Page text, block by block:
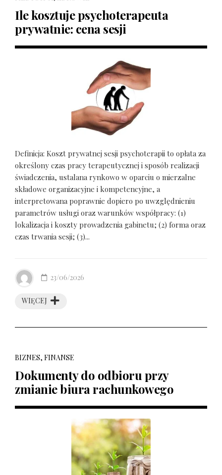
Ile kosztuje psychoterapeuta
prywatnie: cena sesji
Definicja: Koszt prywatnej sesji psychoterapii to opłata za
określony czas pracy terapeutycznej i sposób realizacji
świadczenia, ustalana rynkowo w oparciu o mierzalne
składowe organizacyjne i kompetencyjne, a
interpretowana poprawnie dopiero po uwzględnieniu
parametrów usługi oraz warunków współpracy: (1)
lokalizacja i koszty prowadzenia gabinetu; (2) forma oraz
czas trwania sesji; (3)...
WIĘCEJ
23/06/2026
BIZNES, FINANSE
Dokumenty do odbioru przy
zmianie biura rachunkowego